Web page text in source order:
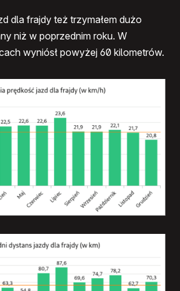
dla frajdy też trzymałem dużo
niż w poprzednim roku. W
wyniósł powyżej 60 kilometrów.